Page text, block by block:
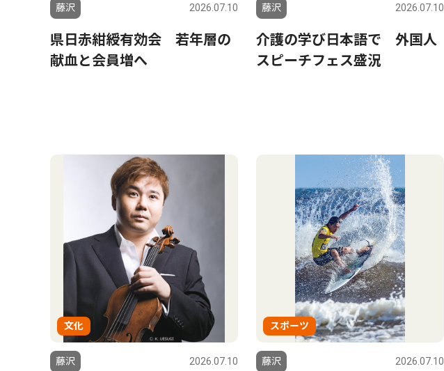
藤沢 2026.07.10
県日赤紺綬有効会 若年層の
献血と会員増へ
藤沢 2026.07.10
介護の学び日本語で 外国人
スピーチフェス盛況
文化
藤沢 2026.07.10
スポーツ
藤沢 2026.07.10